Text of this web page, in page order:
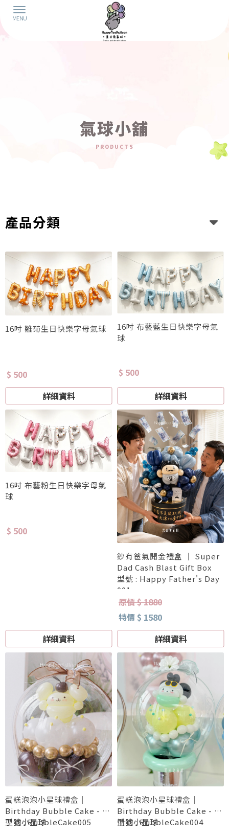
氣球小舖
產品分類
16吋 雛菊生日快樂字母氣球
$ 500
詳細資料
16吋 布藝藍生日快樂字母氣
球
$ 500
詳細資料
16吋 布藝粉生日快樂字母氣
球
$ 500
詳細資料
鈔有爸氣開金禮盒 ｜ Super
Dad Cash Blast Gift Box
型號 : Happy Father's Day
001
原價 $ 1880
特價 $ 1580
詳細資料
蛋糕泡泡小星球禮盒｜
Birthday Bubble Cake - 布
丁狗小星球
型號 : BubbleCake005
蛋糕泡泡小星球禮盒｜
Birthday Bubble Cake - 帕
恰狗小星球
型號 : BubbleCake004